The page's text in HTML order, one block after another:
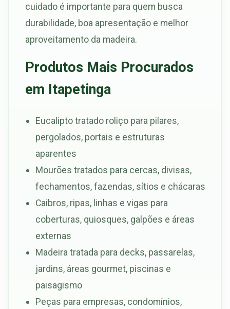
cuidado é importante para quem busca
durabilidade, boa apresentação e melhor
aproveitamento da madeira.
Produtos Mais Procurados
em Itapetinga
Eucalipto tratado roliço para pilares,
pergolados, portais e estruturas
aparentes
Mourões tratados para cercas, divisas,
fechamentos, fazendas, sítios e chácaras
Caibros, ripas, linhas e vigas para
coberturas, quiosques, galpões e áreas
externas
Madeira tratada para decks, passarelas,
jardins, áreas gourmet, piscinas e
paisagismo
Peças para empresas, condomínios,